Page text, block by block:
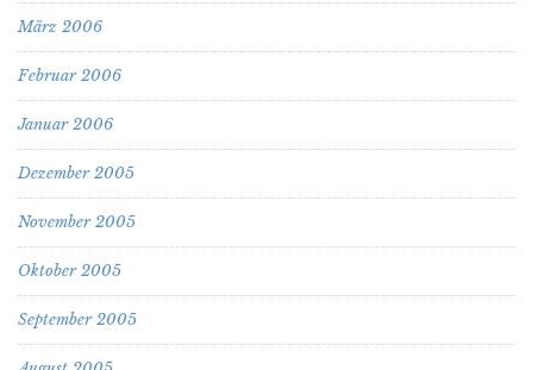
März 2006
Februar 2006
Januar 2006
Dezember 2005
November 2005
Oktober 2005
September 2005